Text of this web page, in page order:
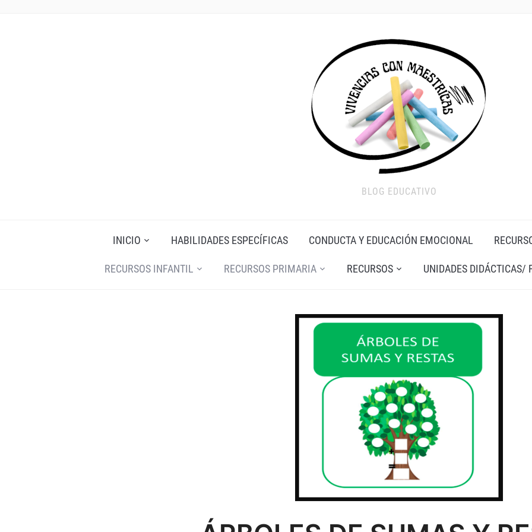
BLOG EDUCATIVO
INICIO HABILIDADES ESPECÍFICAS CONDUCTA Y EDUCACIÓN EMOCIONAL
RECURSOS INFANTIL RECURSOS PRIMARIA RECURSOS UNIDADES DIDÁCTICAS/